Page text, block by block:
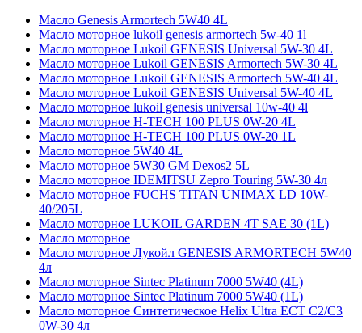
Масло Genesis Armortech 5W40 4L
Масло моторное lukoil genesis armortech 5w-40 1l
Масло моторное Lukoil GENESIS Universal 5W-30 4L
Масло моторное Lukoil GENESIS Armortech 5W-30 4L
Масло моторное Lukoil GENESIS Armortech 5W-40 4L
Масло моторное Lukoil GENESIS Universal 5W-40 4L
Масло моторное lukoil genesis universal 10w-40 4l
Масло моторное H-TECH 100 PLUS 0W-20 4L
Масло моторное H-TECH 100 PLUS 0W-20 1L
Масло моторное 5W40 4L
Масло моторное 5W30 GM Dexos2 5L
Масло моторное IDEMITSU Zepro Touring 5W-30 4л
Масло моторное FUCHS TITAN UNIMAX LD 10W-
40/205L
Масло моторное LUKOIL GARDEN 4Т SAE 30 (1L)
Масло моторное
Масло моторное Лукойл GENESIS ARMORTECH 5W40
4л
Масло моторное Sintec Platinum 7000 5W40 (4L)
Масло моторное Sintec Platinum 7000 5W40 (1L)
Масло моторное Синтетическое Helix Ultra ECT C2/C3
0W-30 4л